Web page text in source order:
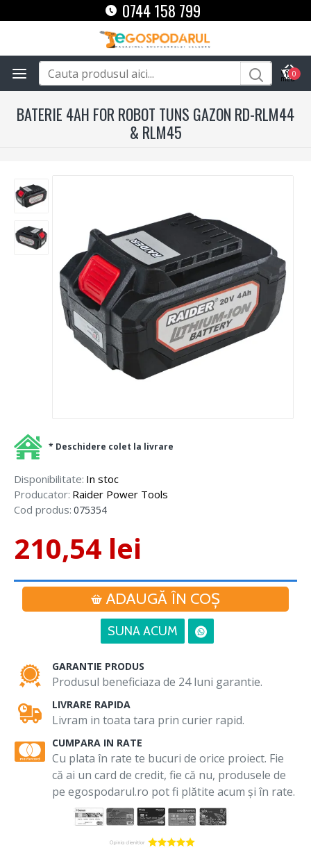
0744 158 799
0
BATERIE 4AH FOR ROBOT TUNS GAZON RD-RLM44
& RLM45
Disponibilitate: In stoc
Producator: Raider Power Tools
Cod produs: 075354
210,54 lei
ADAUGĂ ÎN COŞ
SUNA ACUM
* Deschidere colet la livrare
GARANTIE PRODUS
Produsul beneficiaza de 24 luni garantie.
LIVRARE RAPIDA
Livram in toata tara prin curier rapid.
CUMPARA IN RATE
Cu plata în rate te bucuri de orice proiect. Fie
că ai un card de credit, fie că nu, produsele de
pe egospodarul.ro pot fi plătite acum și în rate.